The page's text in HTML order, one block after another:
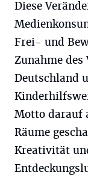
Diese
Frei- und
Zunahme
Deutschland
Motto darauf
Räume
Kreativität